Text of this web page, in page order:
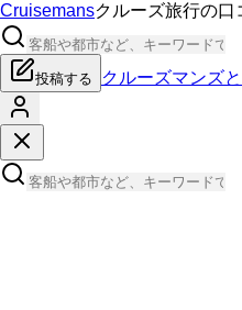
Cruisemansクルーズ旅行の口
投稿する クルーズマンズ